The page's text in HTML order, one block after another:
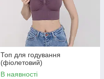
Топ для годування
(фіолетовий)
В наявності